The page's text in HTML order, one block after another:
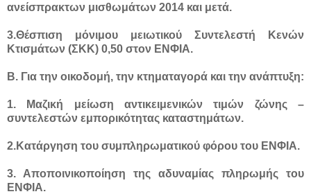
ανείσπρακτων μισθωμάτων 2014 και μετά.
3.Θέσπιση μόνιμου μειωτικού Συντελεστή Κενών
Κτισμάτων (ΣΚΚ) 0,50 στον ΕΝΦΙΑ.
Β. Για την οικοδομή, την κτηματαγορά και την ανάπτυξη:
1. Μαζική μείωση αντικειμενικών τιμών ζώνης –
συντελεστών εμπορικότητας καταστημάτων.
2.Κατάργηση του συμπληρωματικού φόρου του ΕΝΦΙΑ.
3. Αποποινικοποίηση της αδυναμίας πληρωμής του
ΕΝΦΙΑ.